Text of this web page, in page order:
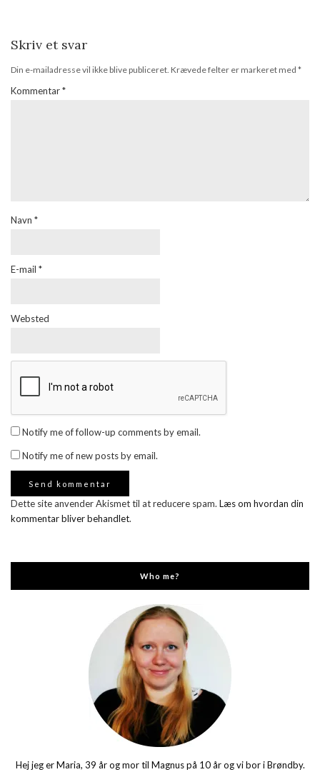
Skriv et svar
Din e-mailadresse vil ikke blive publiceret. Krævede felter er markeret med *
Kommentar*
Navn *
E-mail *
Websted
Notify me of follow-up comments by email.
Notify me of new posts by email.
Dette site anvender Akismet til at reducere spam. Læs om hvordan din
kommentar bliver behandlet.
Who me?
Hej jeg er Maria, 39 år og mor til Magnus på 10 år og vi bor i Brøndby.